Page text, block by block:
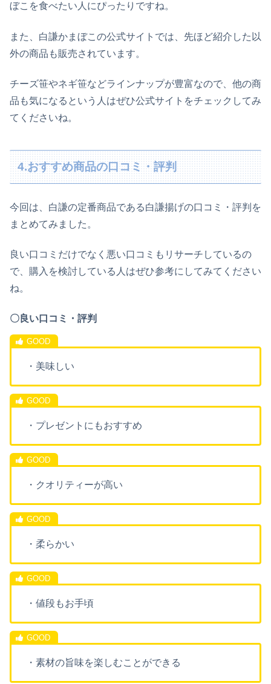
ぼこを食べたい人にぴったりですね。
また、白謙かまぼこの公式サイトでは、先ほど紹介した以
外の商品も販売されています。
チーズ笹やネギ笹などラインナップが豊富なので、他の商
品も気になるという人はぜひ公式サイトをチェックしてみ
てくださいね。
4.おすすめ商品の口コミ・評判
今回は、白謙の定番商品である白謙揚げの口コミ・評判を
まとめてみました。
良い口コミだけでなく悪い口コミもリサーチしているの
で、購入を検討している人はぜひ参考にしてみてください
ね。
〇良い口コミ・評判
・美味しい
・プレゼントにもおすすめ
・クオリティーが高い
・柔らかい
・値段もお手頃
・素材の旨味を楽しむことができる